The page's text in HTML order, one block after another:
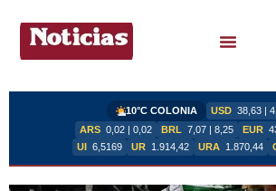
10°C COLONIA USD 38,63 |
ARS 0,02 | 0,02 BRL 7,07 | 8,25 EUR
UI 6,5169 UR 1.914,42 URA 1.870,44